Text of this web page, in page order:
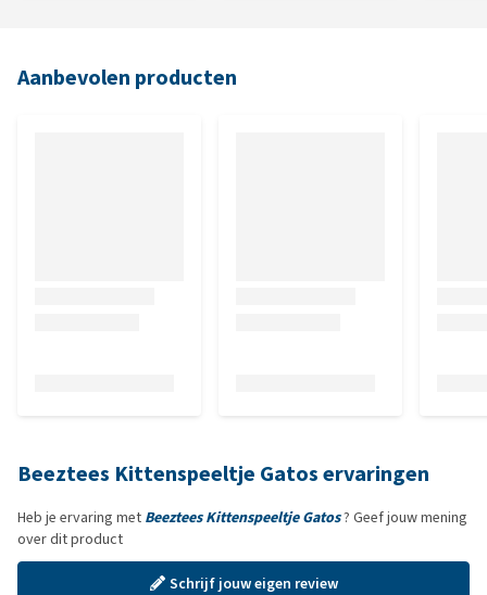
Aanbevolen producten
Beeztees Kittenspeeltje Gatos ervaringen
Heb je ervaring met Beeztees Kittenspeeltje Gatos? Geef jouw mening
over dit product
Schrijf jouw eigen review